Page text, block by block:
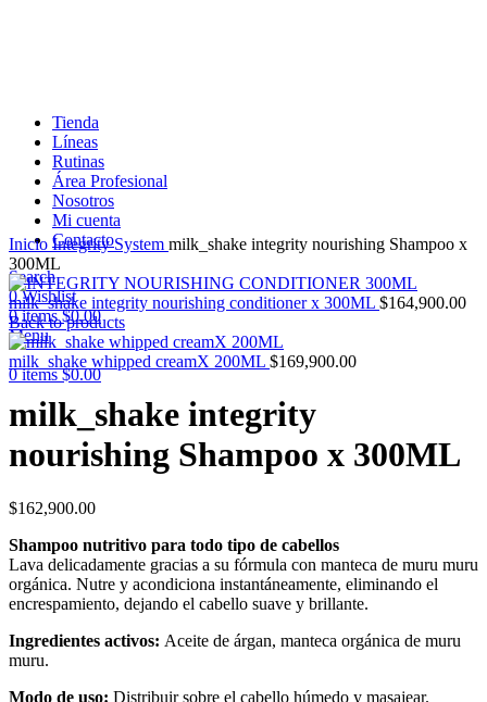
Tienda
Líneas
Rutinas
Área Profesional
Nosotros
Mi cuenta
Contacto
Search
0Wishlist
0items $0.00
Menu
0items $0.00
Click to enlarge
Inicio Integrity System milk_shake integrity nourishing Shampoo x
300ML
milk_shake integrity nourishing conditioner x 300ML $164,900.00
Back to products
milk_shake whipped creamX 200ML $169,900.00
milk_shake integrity
nourishing Shampoo x 300ML
$162,900.00
Shampoo nutritivo para todo tipo de cabellos
Lava delicadamente gracias a su fórmula con manteca de muru muru
orgánica. Nutre y acondiciona instantáneamente, eliminando el
encrespamiento, dejando el cabello suave y brillante.
Ingredientes activos: Aceite de árgan, manteca orgánica de muru
muru.
Modo de uso: Distribuir sobre el cabello húmedo y masajear.